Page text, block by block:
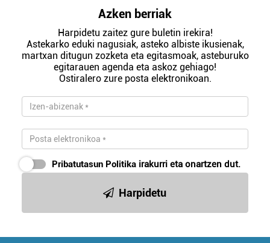
Azken berriak
Harpidetu zaitez gure buletin irekira!
Astekarko eduki nagusiak, asteko albiste ikusienak,
martxan ditugun zozketa eta egitasmoak, asteburuko
egitarauen agenda eta askoz gehiago!
Ostiralero zure posta elektronikoan.
Pribatutasun Politika irakurri eta onartzen dut.
Harpidetu